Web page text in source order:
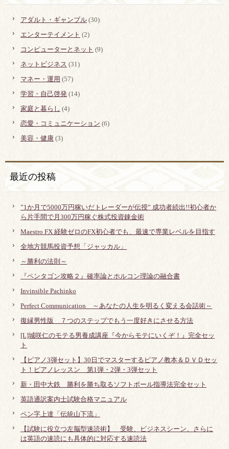
アダルト・ギャンブル (30)
エンターテイメント (2)
コンピューターとネット (9)
ネットビジネス (31)
マネー・運用 (57)
学習・自己啓発 (14)
家庭と暮らし (4)
恋愛・コミュニケーション (6)
美容・健康 (3)
最近の投稿
”1か月で5000万円稼いだトレーダーが伝授” 成功者続出!!初心者か
ら片手間で月300万円稼ぐ株式投資錬金術
Maestro FX 経験ゼロのFX初心者でも、最速で専業レベルを目指す
全地方競馬投資予想「ジャッカル」
～勝利の法則～
『ペンタゴン攻略２』確率論とホルコン理論の融合書
Invinsible Pachinko
Perfect Communication ～あなたの人生を明るく変える会話術～
復縁男性版 ７つのステップでもう一度好きにさせる方法
[L]城咲仁のモテる男養成講座『今からモテにいくぞ！』完全セッ
ト
【ピアノ3弾セット】30日でマスターするピアノ教本＆ＤＶＤセッ
ト！ピアノレッスン 第1弾・2弾・3弾セット
新・田中大鉄 勝利を勝ち取るソフトボール指導法完全セット
英語通訳案内士試験合格マニュアル
ペン字上達「伝統山下流」
【試験に役立つ左脳型速読術】 受験、ビジネスシーン、さらに
は英語の速読にも具体的に対応する速読法